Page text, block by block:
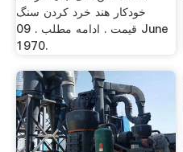
خودکار هند خرد کردن سنگ
قیمت . ادامه مطلب . 09 June
1970.